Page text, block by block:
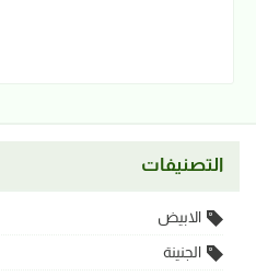
التصنيفات
الابيض
الجنينة